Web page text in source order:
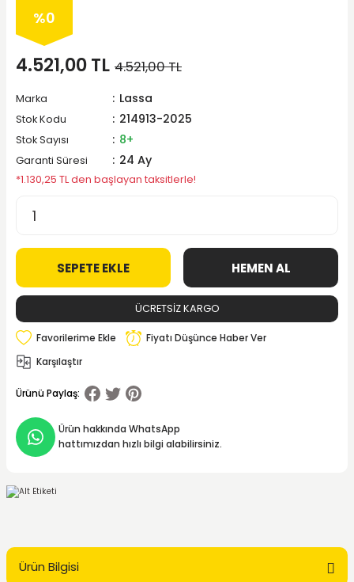
%0
4.521,00 TL 4.521,00 TL
Marka Lassa
Stok Kodu 214913-2025
Stok Sayısı 8+
Garanti Süresi 24 Ay
*1.130,25 TL den başlayan taksitlerle!
SEPETE EKLE HEMEN AL
ÜCRETSİZ KARGO
Fiyatı Düşünce Haber Ver
Karşılaştır
Ürünü Paylaş:
Ürün hakkında WhatsApp
hattımızdan hızlı bilgi alabilirsiniz.
Ürün Bilgisi